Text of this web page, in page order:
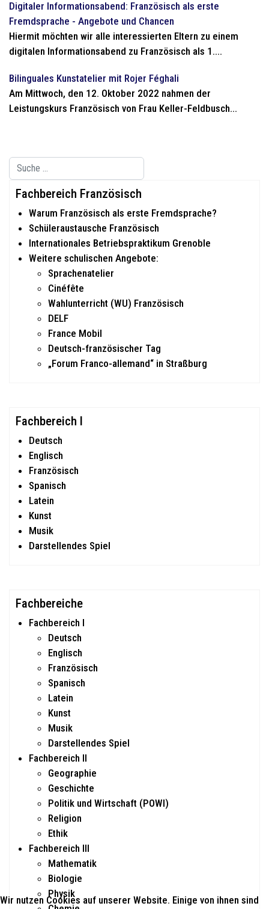
Digitaler Informationsabend: Französisch als erste
Fremdsprache - Angebote und Chancen
Hiermit möchten wir alle interessierten Eltern zu einem
digitalen Informationsabend zu Französisch als 1....
Bilinguales Kunstatelier mit Rojer Féghali
Am Mittwoch, den 12. Oktober 2022 nahmen der
Leistungskurs Französisch von Frau Keller-Feldbusch...
Suchen
Type 2 or more characters for results.
Fachbereich Französisch
Warum Französisch als erste Fremdsprache?
Schüleraustausche Französisch
Internationales Betriebspraktikum Grenoble
Weitere schulischen Angebote:
Sprachenatelier
Cinéfête
Wahlunterricht (WU) Französisch
DELF
France Mobil
Deutsch-französischer Tag
„Forum Franco-allemand“ in Straßburg
Fachbereich I
Deutsch
Englisch
Französisch
Spanisch
Latein
Kunst
Musik
Darstellendes Spiel
Fachbereiche
Fachbereich I
Deutsch
Englisch
Französisch
Spanisch
Latein
Kunst
Musik
Darstellendes Spiel
Fachbereich II
Geographie
Geschichte
Politik und Wirtschaft (POWI)
Religion
Ethik
Fachbereich III
Mathematik
Biologie
Physik
Wir nutzen Cookies auf unserer Website. Einige von ihnen sind